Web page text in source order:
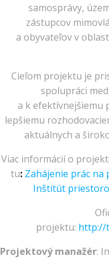
samosprávy,
zástupcov
a obyvateľov v
Cieľom projektu je
spolupráci
a k efektívnejšiemu
lepšiemu
aktuálnych a
Viac informácií o
tu: Zahájenie prác na
Inštitút
projektu: http://
Projektový manažér: